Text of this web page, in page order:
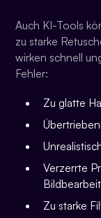
Auch KI-Tools
zu starke
wirken schnell
Fehler:
Zu glatte
Verzerrte
Zu starke